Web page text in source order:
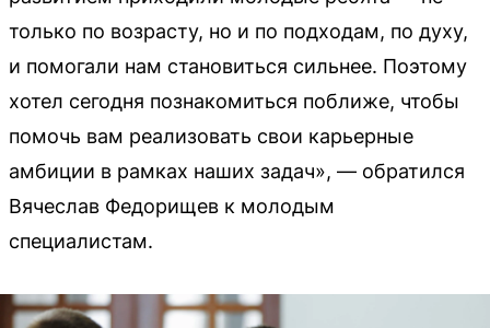
только по возрасту, но и по подходам, по духу,
и помогали нам становиться сильнее. Поэтому
хотел сегодня познакомиться поближе, чтобы
помочь вам реализовать свои карьерные
амбиции в рамках наших задач», — обратился
Вячеслав Федорищев к молодым
специалистам.